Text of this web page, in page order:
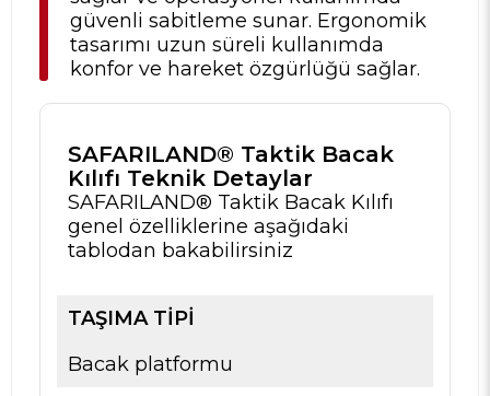
güvenli sabitleme sunar. Ergonomik
tasarımı uzun süreli kullanımda
konfor ve hareket özgürlüğü sağlar.
SAFARILAND® Taktik Bacak
Kılıfı Teknik Detaylar
SAFARILAND® Taktik Bacak Kılıfı
genel özelliklerine aşağıdaki
tablodan bakabilirsiniz
TAŞIMA TIPI
Bacak platformu